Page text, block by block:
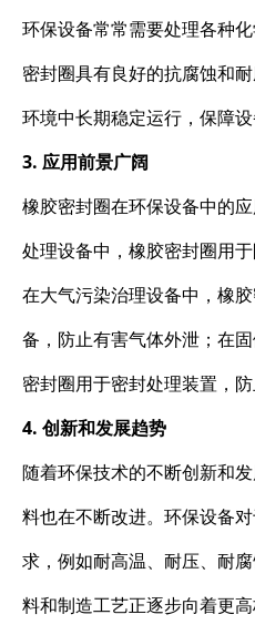
环保设备常常需要处理各种
密封圈具有良好的抗腐蚀和
环境中长期稳定运行，保障设
3. 应用前景广阔
橡胶密封圈在环保设备中的
处理设备中，橡胶密封圈用
在大气污染治理设备中，橡
备，防止有害气体外泄；在
密封圈用于密封处理装置，防
4. 创新和发展趋势
随着环保技术的不断创新和
料也在不断改进。环保设备
求，例如耐高温、耐压、耐
料和制造工艺正逐步向着更